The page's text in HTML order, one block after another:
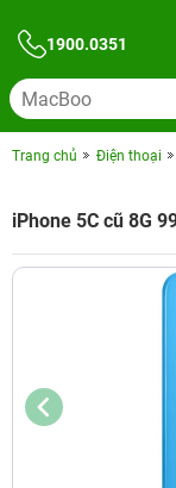
1900.0351
Trang chủ Điện thoại
iPhone 5C cũ 8G